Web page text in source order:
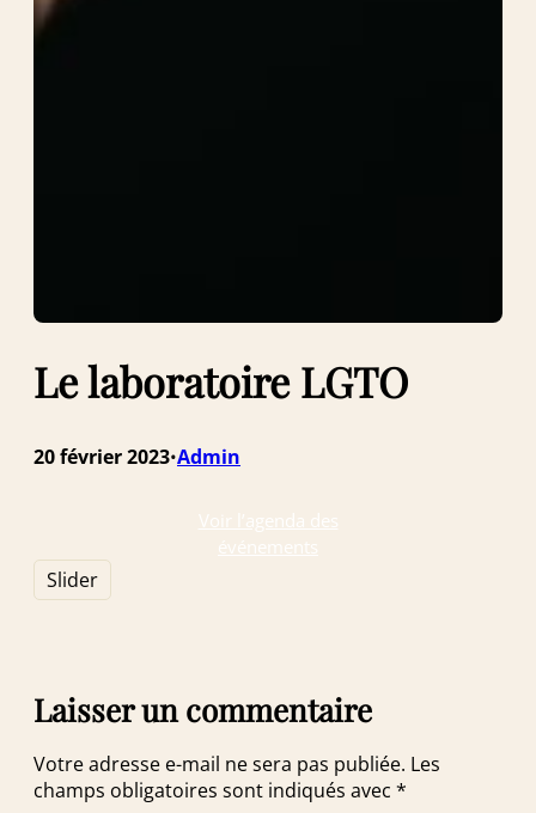
Le laboratoire LGTO
20 février 2023•Admin
Voir l’agenda des
événements
Slider
Laisser un commentaire
Votre adresse e-mail ne sera pas publiée. Les
champs obligatoires sont indiqués avec *